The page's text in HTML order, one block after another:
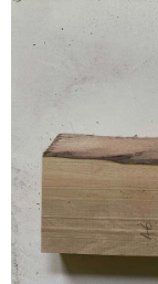
produktu
hvězdiček.
T
N
Í
T
?